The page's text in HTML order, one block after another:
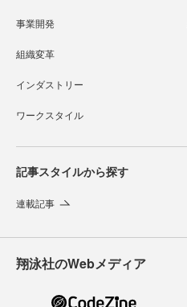
事業開発
組織変革
インダストリー
ワークスタイル
記事スタイルから探す
連載記事
翔泳社のWebメディア